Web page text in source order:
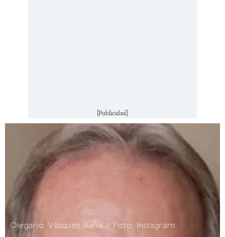
[Publicidad]
Olegario Vázquez Raña / Foto: Instagram